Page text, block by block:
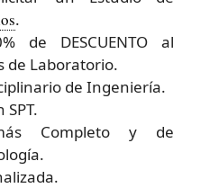
.
de DESCUENTO al
de Laboratorio.
de Ingeniería.
Completo y de